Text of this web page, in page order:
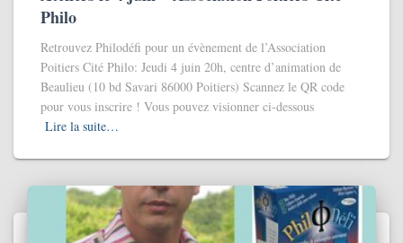
Philo
Retrouvez Philodéfi pour un évènement de l’Association
Poitiers Cité Philo: Jeudi 4 juin 20h, centre d’animation de
Beaulieu (10 bd Savari 86000 Poitiers) Scannez le QR code
pour vous inscrire ! Vous pouvez visionner ci-dessous
Lire la suite…